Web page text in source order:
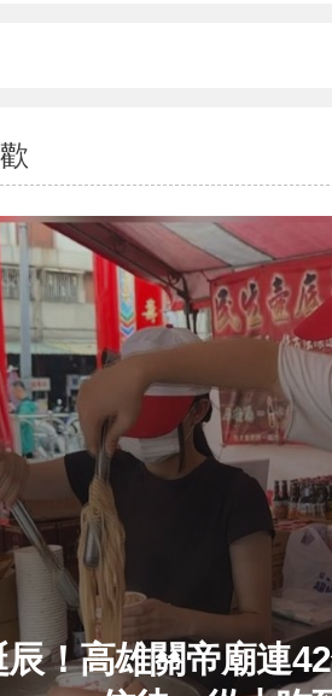
辰！高雄關帝廟連